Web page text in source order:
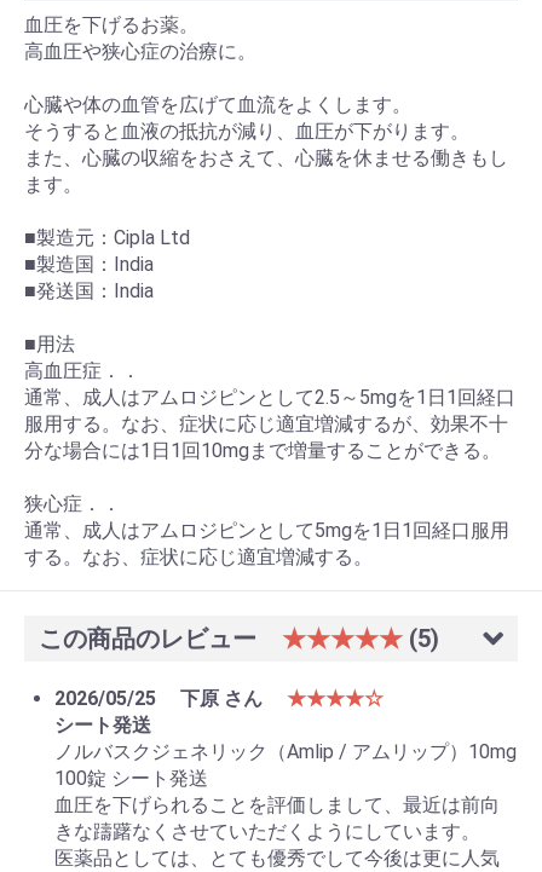
血圧を下げるお薬。
高血圧や狭心症の治療に。
心臓や体の血管を広げて血流をよくします。
そうすると血液の抵抗が減り、血圧が下がります。
また、心臓の収縮をおさえて、心臓を休ませる働きもし
ます。
■製造元：Cipla Ltd
■製造国：India
■発送国：India
■用法
高血圧症．．
通常、成人はアムロジピンとして2.5～5mgを1日1回経口
服用する。なお、症状に応じ適宜増減するが、効果不十
分な場合には1日1回10mgまで増量することができる。
狭心症．．
通常、成人はアムロジピンとして5mgを1日1回経口服用
する。なお、症状に応じ適宜増減する。
この商品のレビュー ★★★★★ (5)
2026/05/25 下原 さん
★★★★☆
シート発送
ノルバスクジェネリック（Amlip / アムリップ）10mg
100錠 シート発送
血圧を下げられることを評価しまして、最近は前向
きな躊躇なくさせていただくようにしています。
医薬品としては、とても優秀でして今後は更に人気